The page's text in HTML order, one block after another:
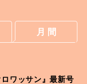
月 間
ワッサン』最新号